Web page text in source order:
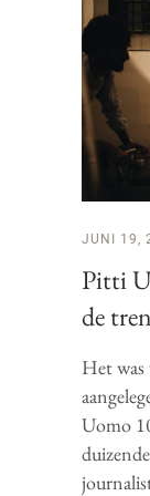
JUNI 19,
Pitti
de
Het was
Uomo